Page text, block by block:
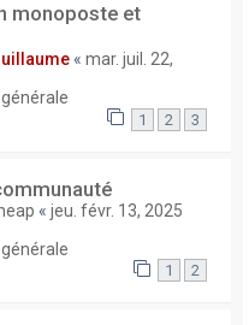
monoposte et
« mar. juil. 22,
1 2 3
« jeu. févr. 13, 2025
1 2